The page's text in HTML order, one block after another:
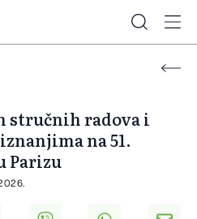
stručnih radova i
na 51.
Parizu